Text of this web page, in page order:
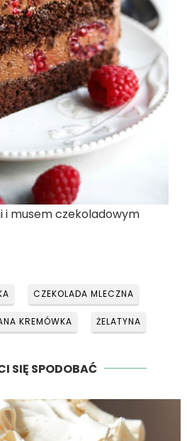
i musem czekoladowym
CZEKOLADA MLECZNA
KREMÓWKA ŻELATYNA
SIĘ SPODOBAĆ